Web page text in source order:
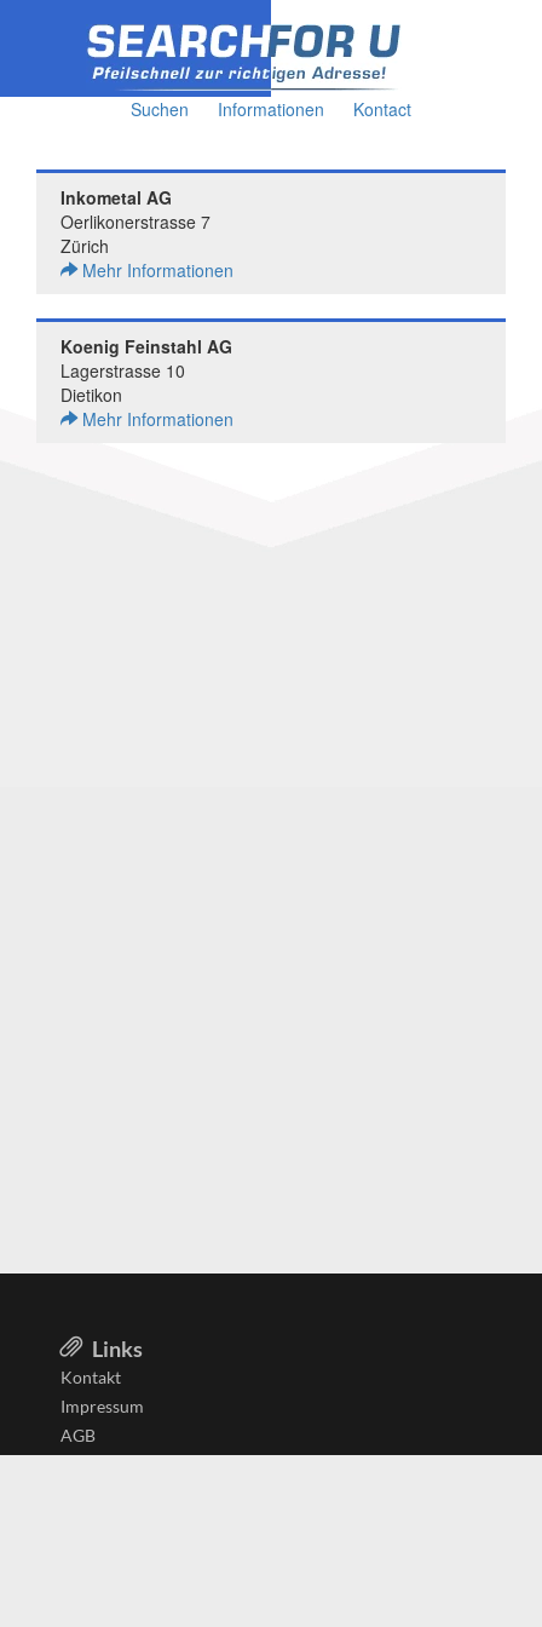
Suchen Informationen Kontact
Inkometal AG
Oerlikonerstrasse 7
Zürich
Mehr Informationen
Koenig Feinstahl AG
Lagerstrasse 10
Dietikon
Mehr Informationen
Links
Kontakt
Impressum
AGB